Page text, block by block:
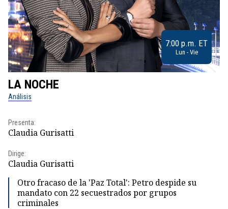
7:00 p.m. ET
Lun - Vie
LA NOCHE
Análisis
Presenta:
Claudia Gurisatti
Dirige:
Claudia Gurisatti
Otro fracaso de la 'Paz Total': Petro despide su
mandato con 22 secuestrados por grupos
criminales